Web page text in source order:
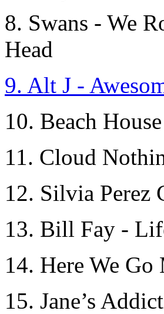
8. Swans - We
Head
9. Alt J -
10. Beach
11. Cloud
12. Silvia Perez
13. Bill Fay -
14. Here We
15. Jane’s